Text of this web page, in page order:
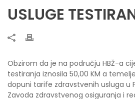
USLUGE
Obzirom da je na području HBŽ-a
testiranja iznosila 50,00 KM a
dopuni tarife zdravstvenih usluga u
Zavoda zdravstvenog osiguranja i